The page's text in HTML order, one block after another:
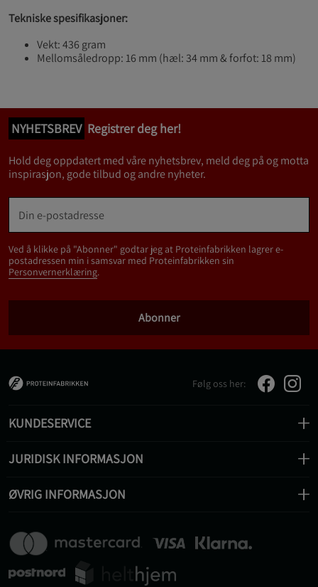
Tekniske spesifikasjoner:
Vekt: 436 gram
Mellomsåledropp: 16 mm (hæl: 34 mm & forfot: 18 mm)
NYHETSBREV Registrer deg her!
Hold deg oppdatert med våre nyhetsbrev, meld deg på og motta
inspirasjon, gode tilbud og andre nyheter.
Ved å klikke på "Abonner" godtar jeg at Proteinfabrikken lagrer e-
postadressen min i samsvar med Proteinfabrikken sin
Personvernerklæring.
Abonner
Følg oss her:
KUNDESERVICE
JURIDISK INFORMASJON
ØVRIG INFORMASJON